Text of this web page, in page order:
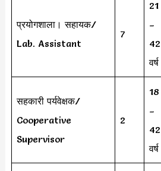
प्रयोगशाला। सहायक/
Lab. Assistant
7
21
–
42
वर्ष
सहकारी पर्यवेक्षक/
Cooperative
Supervisor
2
18
–
42
वर्ष